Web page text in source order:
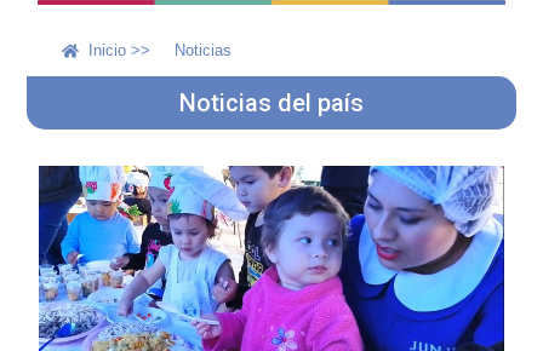
Inicio >> Noticias
Noticias del país